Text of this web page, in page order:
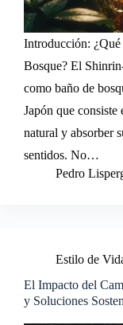
Introducción:
Bosque? El
como baño de
Japón que consiste
natural y absorber
sentidos. No…
Pedro
Estilo de
El Impacto del
y Soluciones